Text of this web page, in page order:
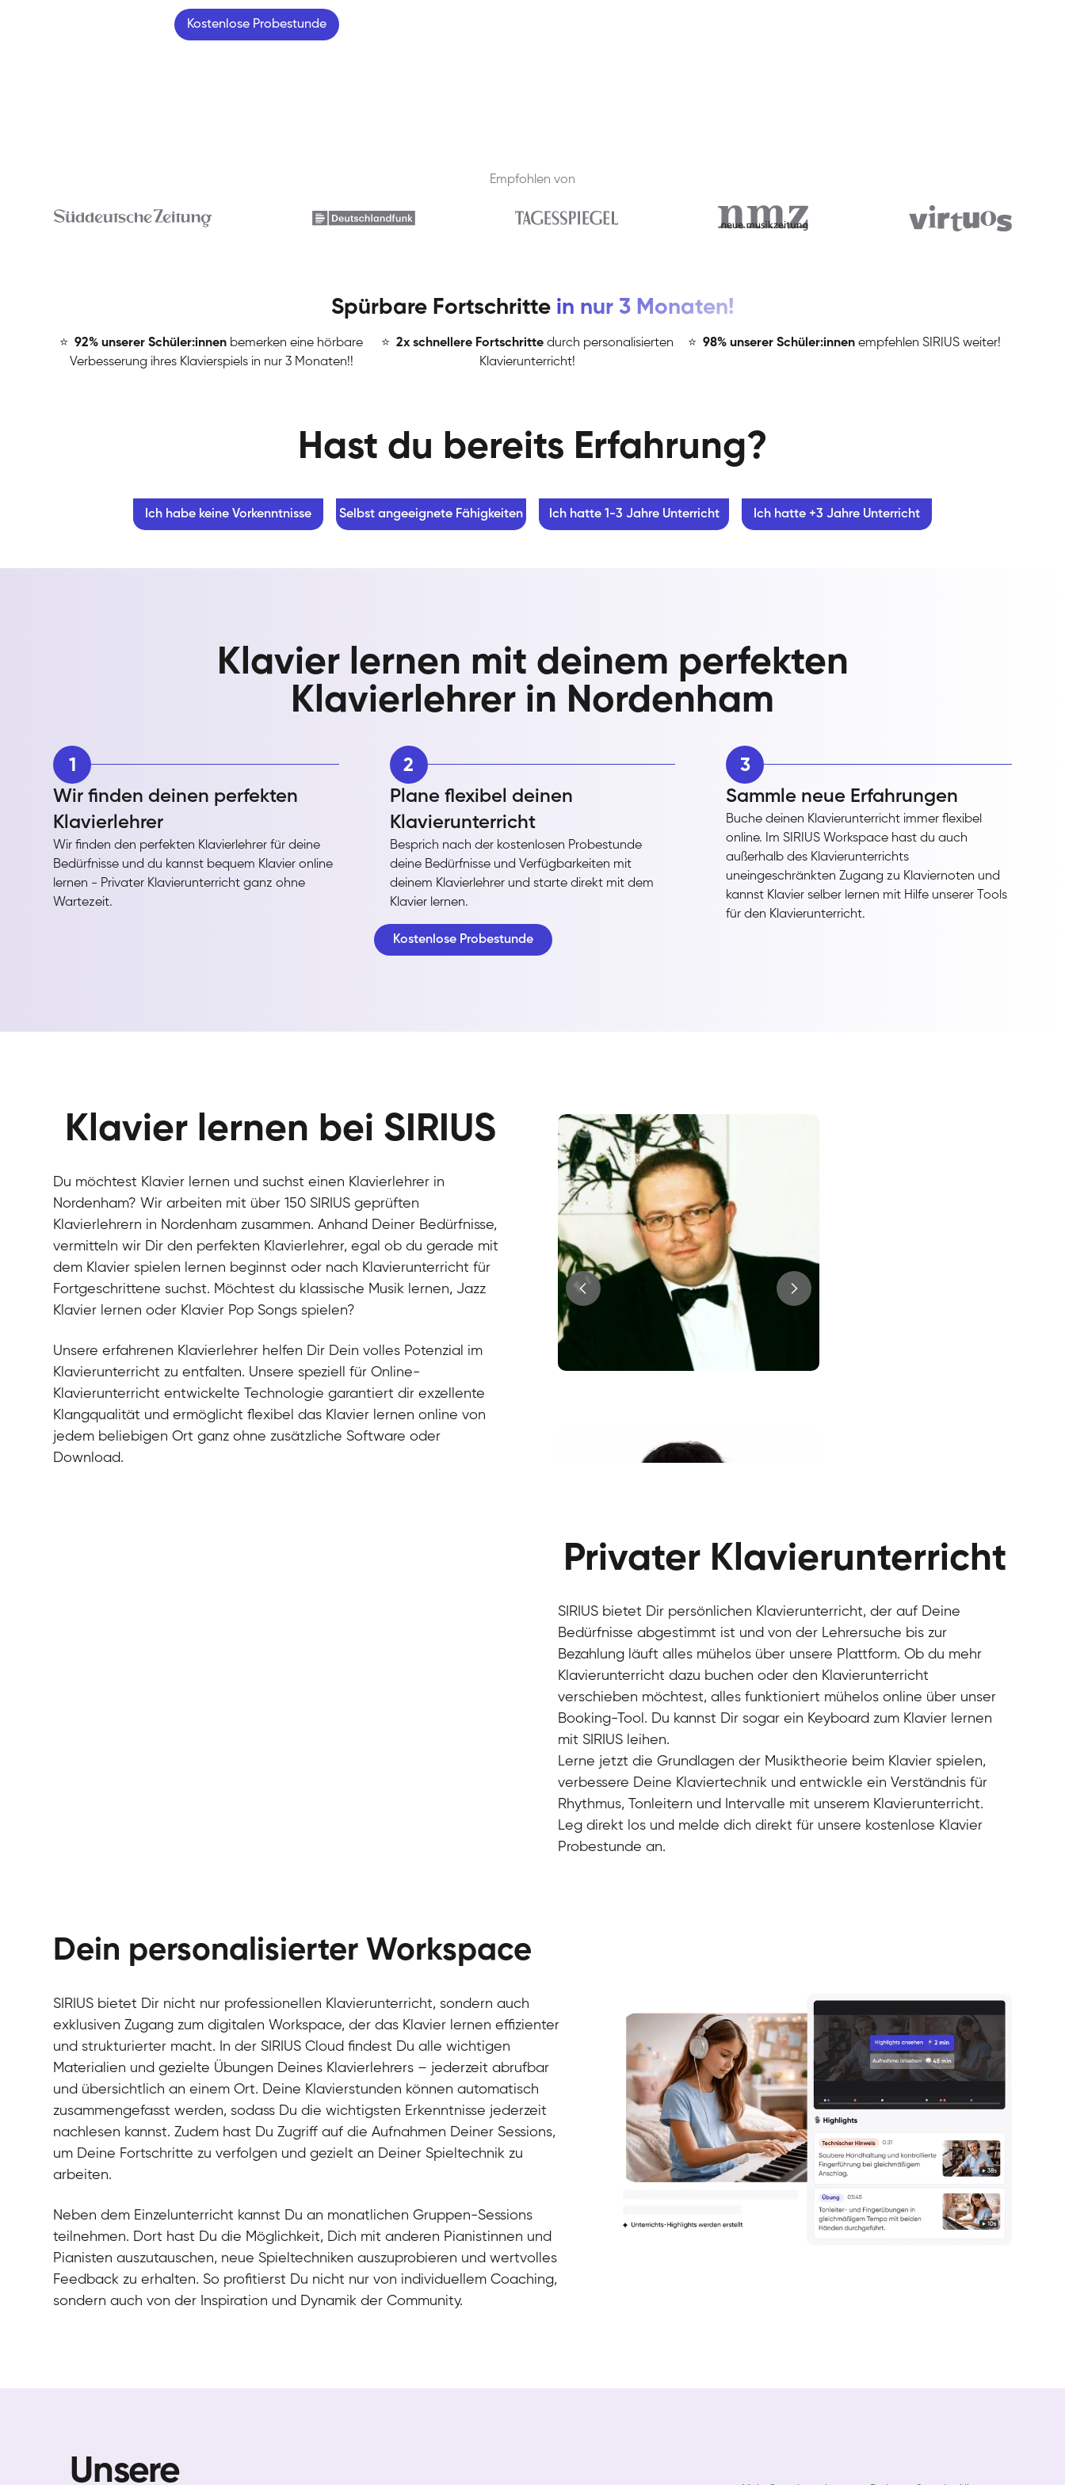
Kostenlose Probestunde
Empfohlen von
Spürbare Fortschritte in nur 3 Monaten!
⭐ ️92% unserer Schüler:innen bemerken eine hörbare
Verbesserung ihres Klavierspiels in nur 3 Monaten!!
⭐ ️2x schnellere Fortschritte durch personalisierten
Klavierunterricht!
⭐ 98% unserer Schüler:innen empfehlen SIRIUS weiter!
Hast du bereits Erfahrung?
Ich habe keine Vorkenntnisse Selbst angeeignete Fähigkeiten Ich hatte 1-3 Jahre Unterricht Ich hatte +3 Jahre Unterricht
Klavier lernen mit deinem perfekten
Klavierlehrer in Nordenham
1
Wir finden deinen perfekten
Klavierlehrer
Wir finden den perfekten Klavierlehrer für deine
Bedürfnisse und du kannst bequem Klavier online
lernen - Privater Klavierunterricht ganz ohne
Wartezeit.
2
Plane flexibel deinen
Klavierunterricht
Besprich nach der kostenlosen Probestunde
deine Bedürfnisse und Verfügbarkeiten mit
deinem Klavierlehrer und starte direkt mit dem
Klavier lernen.
3
Sammle neue Erfahrungen
Buche deinen Klavierunterricht immer flexibel
online. Im SIRIUS Workspace hast du auch
außerhalb des Klavierunterrichts
uneingeschränkten Zugang zu Klaviernoten und
kannst Klavier selber lernen mit Hilfe unserer Tools
für den Klavierunterricht.
Kostenlose Probestunde
Klavier lernen bei SIRIUS
Du möchtest Klavier lernen und suchst einen Klavierlehrer in
Nordenham? Wir arbeiten mit über 150 SIRIUS geprüften
Klavierlehrern in Nordenham zusammen. Anhand Deiner Bedürfnisse,
vermitteln wir Dir den perfekten Klavierlehrer, egal ob du gerade mit
dem Klavier spielen lernen beginnst oder nach Klavierunterricht für
Fortgeschrittene suchst. Möchtest du klassische Musik lernen, Jazz
Klavier lernen oder Klavier Pop Songs spielen?
Unsere erfahrenen Klavierlehrer helfen Dir Dein volles Potenzial im
Klavierunterricht zu entfalten. Unsere speziell für Online-
Klavierunterricht entwickelte Technologie garantiert dir exzellente
Klangqualität und ermöglicht flexibel das Klavier lernen online von
jedem beliebigen Ort ganz ohne zusätzliche Software oder
Download.
Klavier / Piano / Flügel
Klavier / Piano / Flügel
Charlotte
Klavier / Piano / Flügel
Klavier / Piano / Flügel
Klavier / Piano / Flügel
Klavier / Piano / Flügel
Klavier / Piano / Flügel
Klavier / Piano / Flügel
Klavier / Piano / Flügel
Privater Klavierunterricht
SIRIUS bietet Dir persönlichen Klavierunterricht, der auf Deine
Bedürfnisse abgestimmt ist und von der Lehrersuche bis zur
Bezahlung läuft alles mühelos über unsere Plattform. Ob du mehr
Klavierunterricht dazu buchen oder den Klavierunterricht
verschieben möchtest, alles funktioniert mühelos online über unser
Booking-Tool. Du kannst Dir sogar ein Keyboard zum Klavier lernen
mit SIRIUS leihen.
Lerne jetzt die Grundlagen der Musiktheorie beim Klavier spielen,
verbessere Deine Klaviertechnik und entwickle ein Verständnis für
Rhythmus, Tonleitern und Intervalle mit unserem Klavierunterricht.
Leg direkt los und melde dich direkt für unsere kostenlose Klavier
Probestunde an.
Dein personalisierter Workspace
SIRIUS bietet Dir nicht nur professionellen Klavierunterricht, sondern auch
exklusiven Zugang zum digitalen Workspace, der das Klavier lernen effizienter
und strukturierter macht. In der SIRIUS Cloud findest Du alle wichtigen
Materialien und gezielte Übungen Deines Klavierlehrers – jederzeit abrufbar
und übersichtlich an einem Ort. Deine Klavierstunden können automatisch
zusammengefasst werden, sodass Du die wichtigsten Erkenntnisse jederzeit
nachlesen kannst. Zudem hast Du Zugriff auf die Aufnahmen Deiner Sessions,
um Deine Fortschritte zu verfolgen und gezielt an Deiner Spieltechnik zu
arbeiten.
Neben dem Einzelunterricht kannst Du an monatlichen Gruppen-Sessions
teilnehmen. Dort hast Du die Möglichkeit, Dich mit anderen Pianistinnen und
Pianisten auszutauschen, neue Spieltechniken auszuprobieren und wertvolles
Feedback zu erhalten. So profitierst Du nicht nur von individuellem Coaching,
sondern auch von der Inspiration und Dynamik der Community.
Unsere